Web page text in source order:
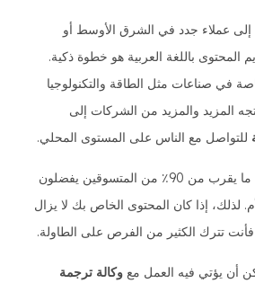
إلى عملاء جدد في الشرق الأوسط أو
المحتوى باللغة العربية هو خطوة ذكية.
في صناعات مثل الطاقة والتكنولوجيا
المزيد والمزيد من الشركات إلى
للتواصل مع الناس على المستوى المحلي.
تشير الدراسات إلى أن ما يقرب من 90٪ من المتسوقين يفضلون
لذلك، إذا كان المحتوى الخاص بك لا يزال
فأنت تترك الكثير من الفرص على الطاولة.
أن يؤتي فيه العمل مع وكالة ترجمة